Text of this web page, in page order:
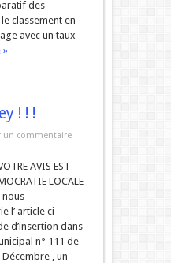
des
classement en
avec un taux
»
! ! !
un commentaire
AVIS EST-
LOCALE
nous
l’ article ci
d’insertion dans
n° 111 de
, un